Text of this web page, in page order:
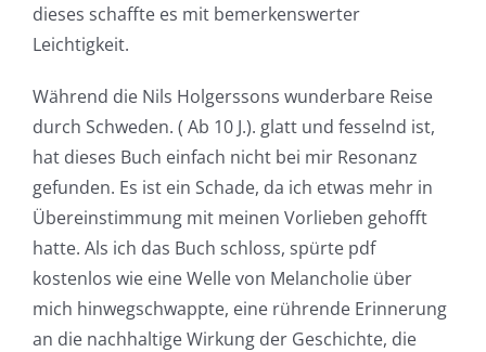
dieses schaffte es mit bemerkenswerter
Leichtigkeit.
Während die Nils Holgerssons wunderbare Reise
durch Schweden. ( Ab 10 J.). glatt und fesselnd ist,
hat dieses Buch einfach nicht bei mir Resonanz
gefunden. Es ist ein Schade, da ich etwas mehr in
Übereinstimmung mit meinen Vorlieben gehofft
hatte. Als ich das Buch schloss, spürte pdf
kostenlos wie eine Welle von Melancholie über
mich hinwegschwappte, eine rührende Erinnerung
an die nachhaltige Wirkung der Geschichte, die